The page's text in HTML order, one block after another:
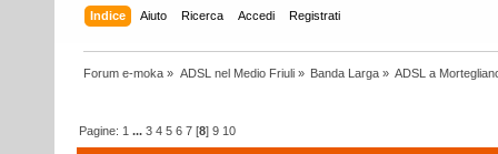
Indice Aiuto Ricerca Accedi Registrati
Forum e-moka » ADSL nel Medio Friuli» Banda Larga» ADSL a
Pagine: 1 ...3 4 5 6 7 [8]9 10